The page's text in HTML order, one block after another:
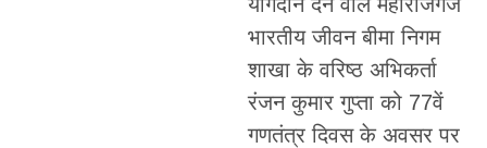
भारतीय जीवन बीमा निगम
शाखा के वरिष्ठ अभिकर्ता
रंजन कुमार गुप्ता को 77वें
गणतंत्र दिवस के अवसर पर